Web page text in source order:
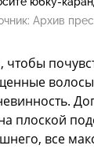
Архив
чтобы
плоской
все